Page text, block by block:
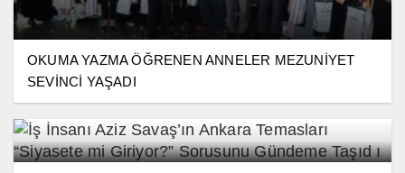
OKUMA YAZMA ÖĞRENEN ANNELER MEZUNİYET
SEVİNCİ YAŞADI